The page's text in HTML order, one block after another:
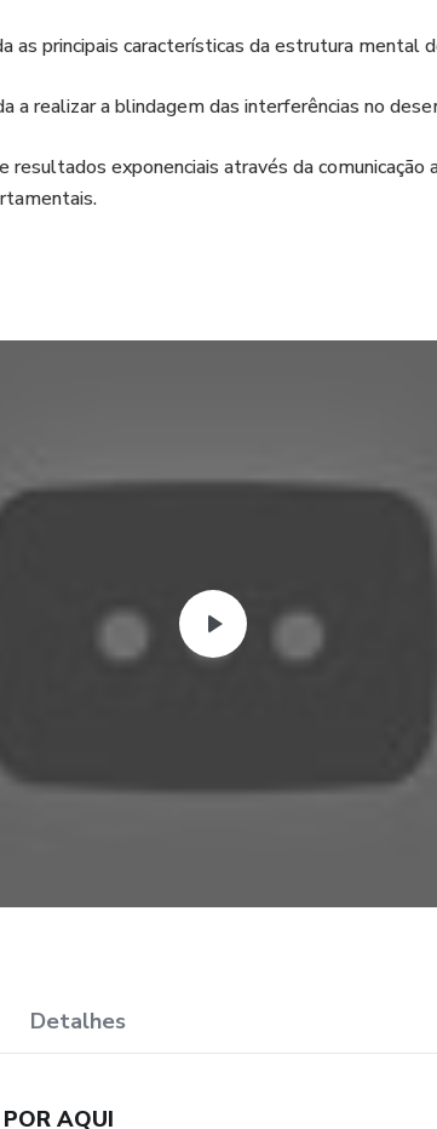
as principais características da estrutura mental
a realizar a blindagem das interferências no
resultados exponenciais através da comunicação
Detalhes
AQUI